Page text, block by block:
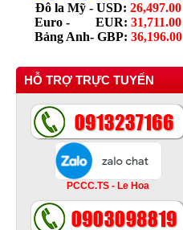
Đô la Mỹ - USD: 26,497.00
Euro - EUR: 31,711.00
Bảng Anh- GBP: 36,196.00
HỖ TRỢ TRỰC TUYẾN
PCCC.TS - Le Hoa